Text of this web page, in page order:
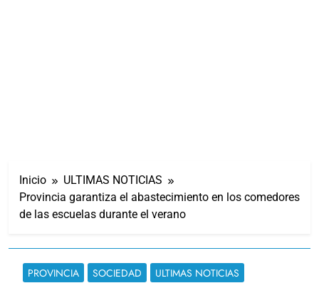
Inicio
ULTIMAS NOTICIAS
Provincia garantiza el abastecimiento en los comedores
de las escuelas durante el verano
PROVINCIA SOCIEDAD ULTIMAS NOTICIAS